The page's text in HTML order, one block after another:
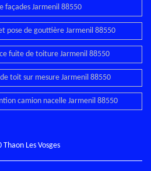
façades Jarmenil 88550
pose de gouttière Jarmenil 88550
fuite de toiture Jarmenil 88550
toit sur mesure Jarmenil 88550
camion nacelle Jarmenil 88550
Thaon Les Vosges